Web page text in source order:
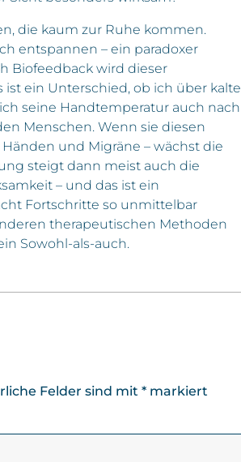
die kaum zur Ruhe kommen.
entspannen – ein paradoxer
Biofeedback wird dieser
ein Unterschied, ob ich über kalte
seine Handtemperatur auch nach
Menschen. Wenn sie diesen
und Migräne – wächst die
steigt dann meist auch die
– und das ist ein
Fortschritte so unmittelbar
therapeutischen Methoden
Sowohl-als-auch.
Felder sind mit* markiert